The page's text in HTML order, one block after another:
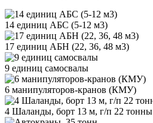
14 единиц АБС (5-12 м3)
17 единиц АБН (22, 36, 48 м3)
9 единиц самосвалы
6 манипуляторов-кранов (КМУ)
4 Шаланды, борт 13 м, г/п 22 тонны